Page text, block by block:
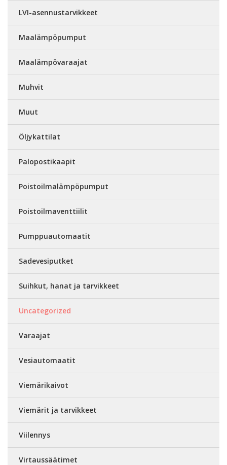
LVI-asennustarvikkeet
Maalämpöpumput
Maalämpövaraajat
Muhvit
Muut
Öljykattilat
Palopostikaapit
Poistoilmalämpöpumput
Poistoilmaventtiilit
Pumppuautomaatit
Sadevesiputket
Suihkut, hanat ja tarvikkeet
Uncategorized
Varaajat
Vesiautomaatit
Viemärikaivot
Viemärit ja tarvikkeet
Viilennys
Virtaussäätimet